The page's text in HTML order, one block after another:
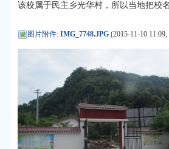
该校属于民主乡光华村，所以当地把校
图片附件:IMG_7748.JPG (2015-11-10